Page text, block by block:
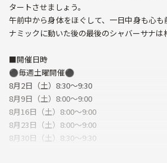
タートさせましょう。
午前中から身体をほぐして、一日中身も心
ナミックに動いた後の最後のシャバーサナは
■開催日時
⚫︎毎週土曜開催⚫︎
8月2日（土）8:30〜9:30
8月9日（土）8:00〜9:00
8月16日（土）8:00〜9:00
8月23日（土）8:00〜9:00
8月30日（土）8:30〜9:30